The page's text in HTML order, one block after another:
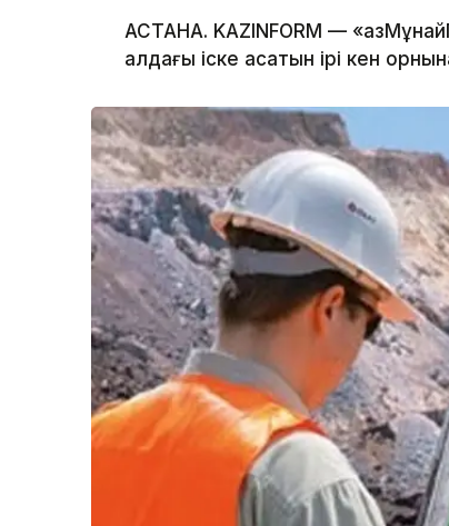
АСТАНА. KAZINFORM —
алдағы іске асатын ірі кен